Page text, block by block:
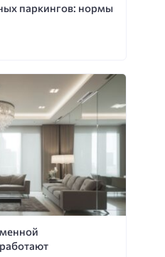
паркингов: нормы